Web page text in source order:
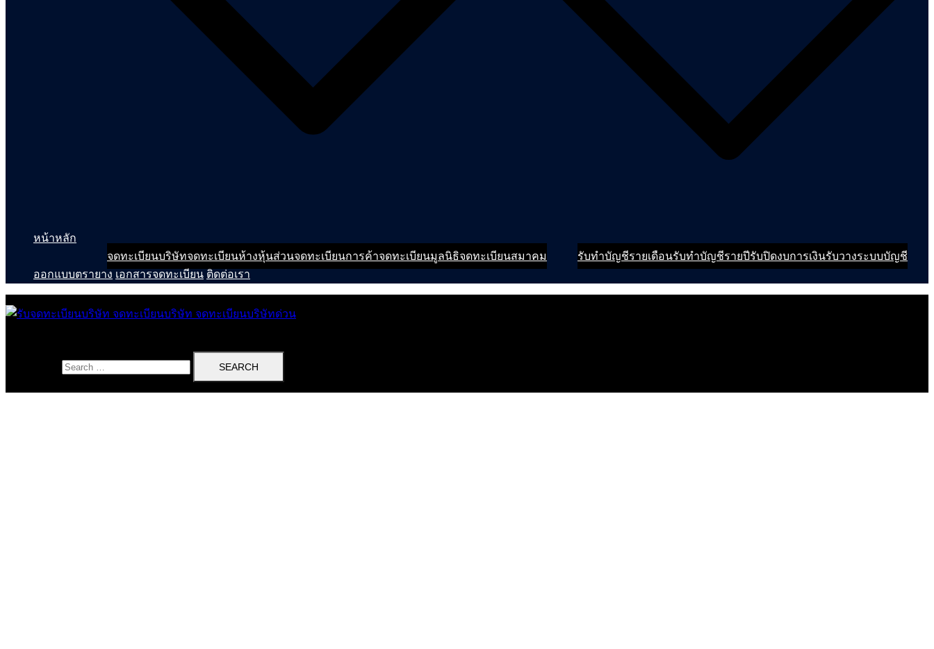
หน้าหลัก
จดทะเบียนบริษัทจดทะเบียนห้างหุ้นส่วนจดทะเบียนการค้าจดทะเบียนมูลนิธิจดทะเบียนสมาคม รับทำบัญชีรายเดือนรับทำบัญชีรายปีรับปิดงบการเงินรับวางระบบบัญชี
ออกแบบตรายาง เอกสารจดทะเบียน ติดต่อเรา